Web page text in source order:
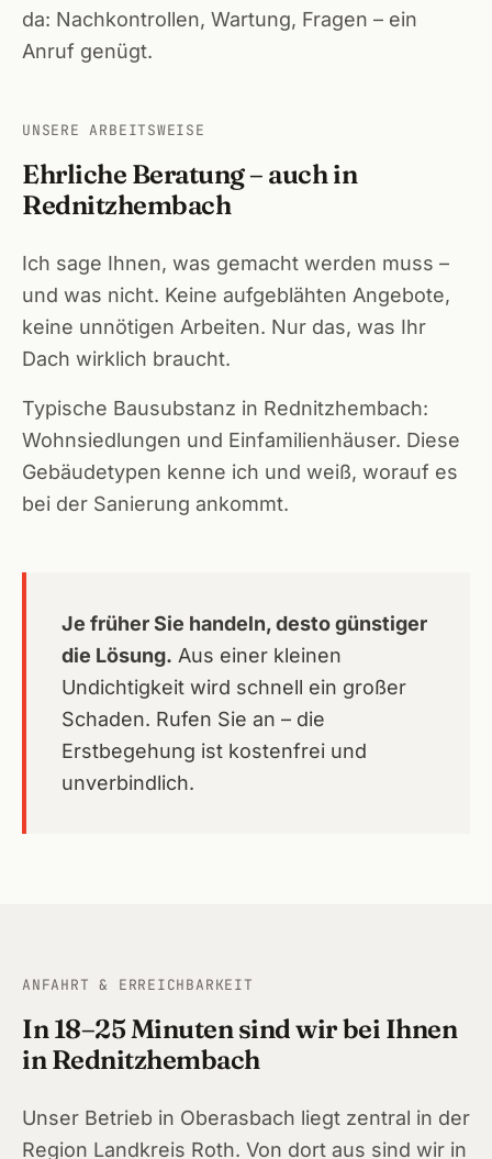
da: Nachkontrollen, Wartung, Fragen – ein
Anruf genügt.
UNSERE ARBEITSWEISE
Ehrliche Beratung – auch in
Rednitzhembach
Ich sage Ihnen, was gemacht werden muss –
und was nicht. Keine aufgeblähten Angebote,
keine unnötigen Arbeiten. Nur das, was Ihr
Dach wirklich braucht.
Typische Bausubstanz in Rednitzhembach:
Wohnsiedlungen und Einfamilienhäuser. Diese
Gebäudetypen kenne ich und weiß, worauf es
bei der Sanierung ankommt.
Je früher Sie handeln, desto günstiger
die Lösung. Aus einer kleinen
Undichtigkeit wird schnell ein großer
Schaden. Rufen Sie an – die
Erstbegehung ist kostenfrei und
unverbindlich.
ANFAHRT & ERREICHBARKEIT
In 18–25 Minuten sind wir bei Ihnen
in Rednitzhembach
Unser Betrieb in Oberasbach liegt zentral in der
Region Landkreis Roth. Von dort aus sind wir in